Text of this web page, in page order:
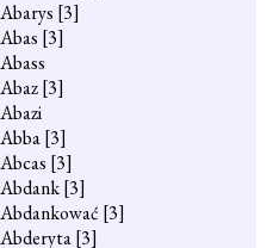
Abarys [3]
Abas [3]
Abass
Abaz[3]
Abazi
Abba[3]
Abcas [3]
Abdank[3]
Abdankować [3]
Abderyta[3]